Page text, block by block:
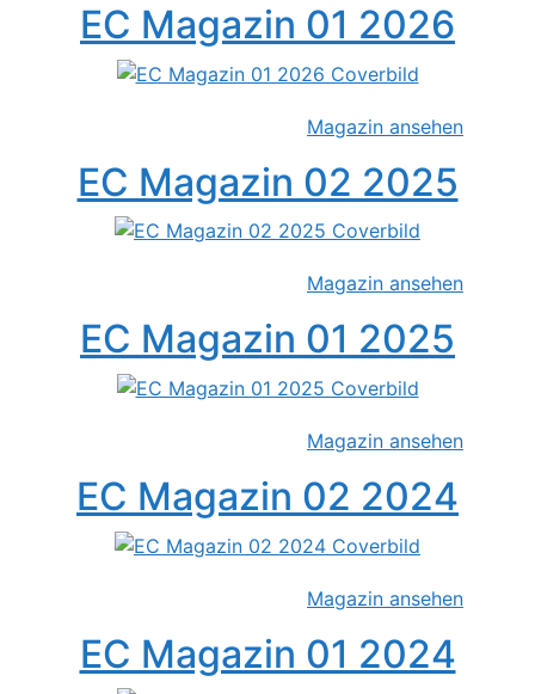
EC Magazin 01 2026
Magazin ansehen
EC Magazin 02 2025
Magazin ansehen
EC Magazin 01 2025
Magazin ansehen
EC Magazin 02 2024
Magazin ansehen
EC Magazin 01 2024